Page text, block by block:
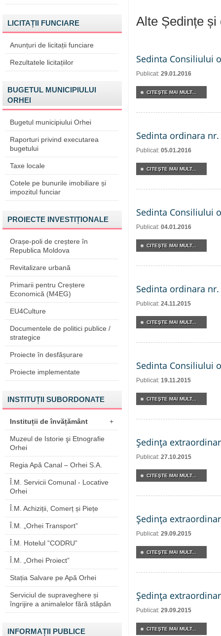
LICITAȚII FUNCIARE
Anunțuri de licitații funciare
Rezultatele licitațiilor
BUGETUL MUNICIPIULUI
ORHEI
Bugetul municipiului Orhei
Raporturi privind executarea
bugetului
Taxe locale
Cotele pe bunurile imobiliare și
impozitul funciar
PROIECTE INVESTIȚIONALE
Orașe-poli de creștere în
Republica Moldova
Revitalizare urbană
Primarii pentru Creștere
Economică (M4EG)
EU4Culture
Documentele de politici publice /
strategice
Proiecte în desfășurare
Proiecte implementate
INSTITUȚII SUBORDONATE
Instituții de învățământ +
Muzeul de Istorie şi Etnografie
Orhei
Regia Apă Canal – Orhei S.A.
Î.M. Servicii Comunal - Locative
Orhei
Î.M. Achiziții, Comerț și Piețe
Î.M. „Orhei Transport”
Î.M. Hotelul ”CODRU”
Î.M. „Orhei Proiect”
Stația Salvare pe Apă Orhei
Serviciul de supraveghere și
îngrijire a animalelor fără stăpân
INFORMAȚII PUBLICE
Alte Ședințe și
Sedinta Consiliului
Publicat: 29.01.2016
CITEŞTE MAI MULT...
Sedinta ordinara
Publicat: 05.01.2016
CITEŞTE MAI MULT...
Sedinta Consiliului
Publicat: 04.01.2016
CITEŞTE MAI MULT...
Sedinta ordinara
Publicat: 24.11.2015
CITEŞTE MAI MULT...
Sedinta Consiliului
Publicat: 19.11.2015
CITEŞTE MAI MULT...
Şedinţa
Publicat: 27.10.2015
CITEŞTE MAI MULT...
Şedinţa
Publicat: 29.09.2015
CITEŞTE MAI MULT...
Şedinţa
Publicat: 29.09.2015
CITEŞTE MAI MULT...